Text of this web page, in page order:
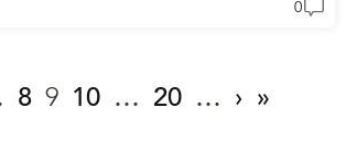
0
8 9 10 … 20 … › »